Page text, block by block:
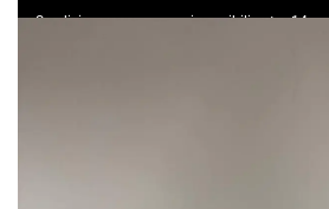
Spedizione express e resi possibili entro 14 gg